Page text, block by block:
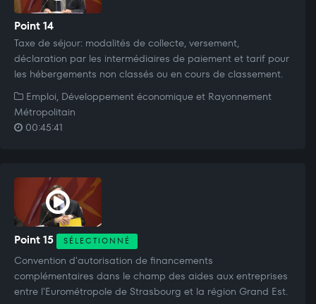
Point 14
Taxe de séjour: modalités de collecte, versement,
déclaration par les intermédiaires de paiement et tarif pour
les hébergements non classés ou en cours de classement.
Emploi, Développement économique et Rayonnement
Métropolitain
00:45:41
Point 15 SÉLECTIONNÉ
Convention d'autorisation de financements
complémentaires dans le champ des aides aux entreprises
entre l'Eurométropole de Strasbourg et la région Grand Est.